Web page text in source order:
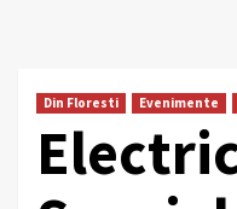
Din Floresti Evenimente